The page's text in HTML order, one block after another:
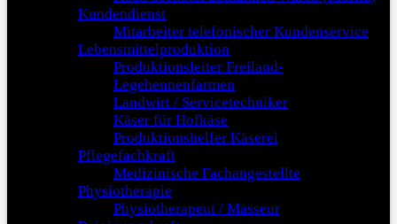
Kundendienst
Mitarbeiter telefonischer Kundenservice
Lebensmittelproduktion
Produktionsleiter Freiland-
Legehennenfarmen
Landwirt / Servicetechniker
Käser für Hofkäse
Produktionshelfer Käserei
Pflegefachkraft
Medizinische Fachangestellte
Physiotherapie
Physiotherapeut / Masseur